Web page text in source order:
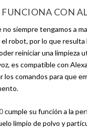
CON
no siempre tengamos a
robot, por lo que
reiniciar una limpieza
es compatible con
los comandos para que
cumple su función a la
limpio de polvo y